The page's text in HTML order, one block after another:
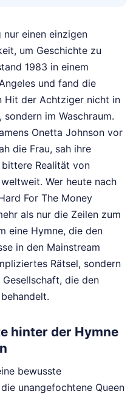
einen einzigen
um Geschichte zu
1983 in einem
und fand die
Hit der Achtziger nicht in
im Waschraum.
Onetta Johnson vor
die Frau, sah ihre
Realität von
Wer heute nach
For The Money
als nur die Zeilen zum
eine Hymne, die den
in den Mainstream
Rätsel, sondern
die den
hinter der Hymne
bewusste
unangefochtene Queen